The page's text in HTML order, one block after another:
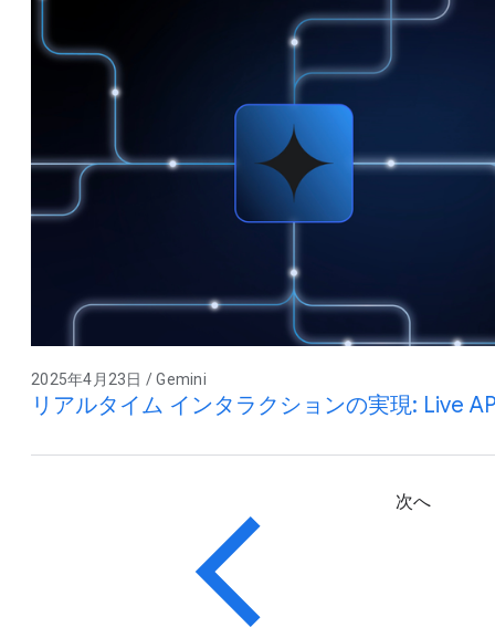
2025年4月23日 / Gemini
リアルタイム インタラクションの実現: Live
次へ